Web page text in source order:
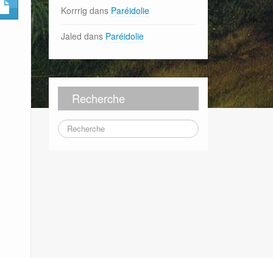
Korrrig dans Paréidolie
Jaled dans Paréidolie
Recherche